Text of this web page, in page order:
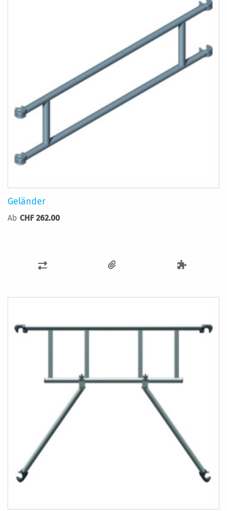
Geländer
Ab CHF 262.00
ZUR
HINZUFÜGEN